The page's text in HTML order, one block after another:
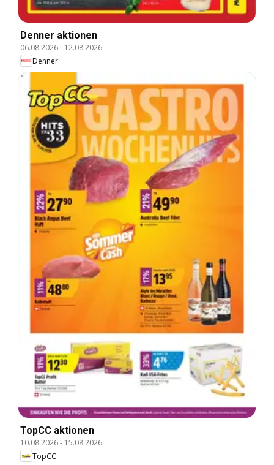
Denner aktionen
06.08.2026- 12.08.2026
Denner
TopCC aktionen
10.08.2026- 15.08.2026
TopCC